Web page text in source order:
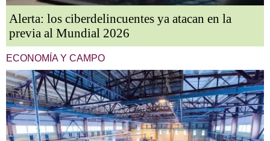
Alerta: los ciberdelincuentes ya atacan en la
previa al Mundial 2026
ECONOMÍA Y CAMPO